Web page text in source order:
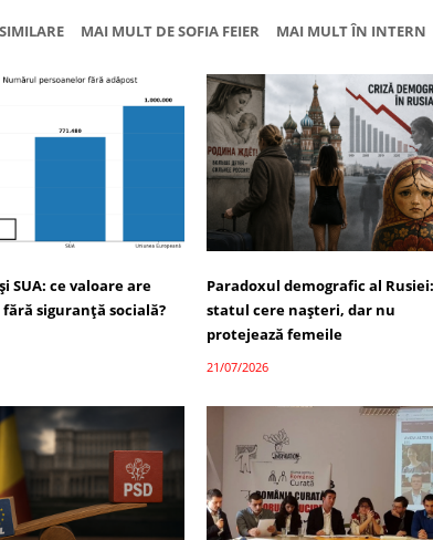
MAI MULT DE SOFIA FEIER MAI MULT ÎN INTERN
SUA: ce valoare are
siguranță socială?
Paradoxul demografic al Rusiei:
statul cere nașteri, dar nu
protejează femeile
21/07/2026